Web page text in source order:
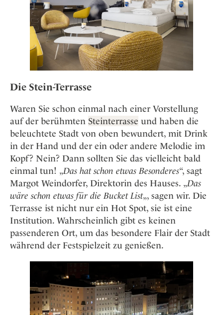
Die Stein-Terrasse
Waren Sie schon einmal nach einer Vorstellung
auf der berühmten Steinterrasse und haben die
beleuchtete Stadt von oben bewundert, mit Drink
in der Hand und der ein oder andere Melodie im
Kopf? Nein? Dann sollten Sie das vielleicht bald
einmal tun! „Das hat schon etwas Besonderes“, sagt
Margot Weindorfer, Direktorin des Hauses. „Das
wäre schon etwas für die Bucket List„, sagen wir. Die
Terrasse ist nicht nur ein Hot Spot, sie ist eine
Institution. Wahrscheinlich gibt es keinen
passenderen Ort, um das besondere Flair der Stadt
während der Festspielzeit zu genießen.